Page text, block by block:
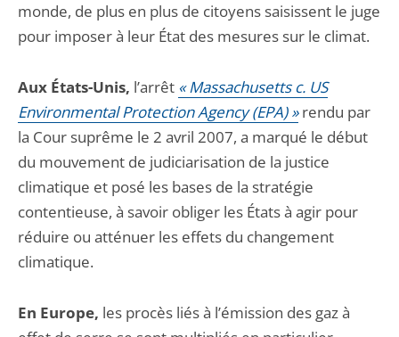
monde, de plus en plus de citoyens saisissent le juge
pour imposer à leur État des mesures sur le climat.
Aux États-Unis, l’arrêt « Massachusetts c. US
Environmental Protection Agency (EPA) »rendu par
la Cour suprême le 2 avril 2007, a marqué le début
du mouvement de judiciarisation de la justice
climatique et posé les bases de la stratégie
contentieuse, à savoir obliger les États à agir pour
réduire ou atténuer les effets du changement
climatique.
En Europe, les procès liés à l’émission des gaz à